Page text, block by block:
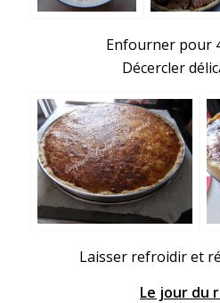
Enfourner pour
Décercler
Laisser refroidir et
Le jour du